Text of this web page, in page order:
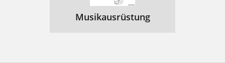
Musikausrüstung